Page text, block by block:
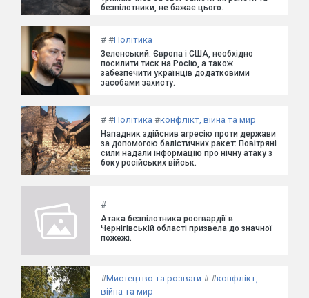
безпілотники, не бажає цього.
# #Політика
Зеленський: Європа і США, необхідно
посилити тиск на Росію, а також
забезпечити українців додатковими
засобами захисту.
# #Політика #конфлікт, війна та мир
Нападник здійснив агресію проти держави
за допомогою балістичних ракет: Повітряні
сили надали інформацію про нічну атаку з
боку російських військ.
#
Атака безпілотника росгвардії в
Чернігівській області призвела до значної
пожежі.
#Мистецтво та розваги # #конфлікт,
війна та мир